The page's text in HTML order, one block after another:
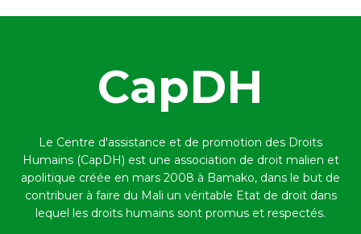
CapDH
Le Centre d'assistance et de promotion des Droits
Humains (CapDH) est une association de droit malien et
apolitique créée en mars 2008 à Bamako, dans le but de
contribuer à faire du Mali un véritable Etat de droit dans
lequel les droits humains sont promus et respectés.